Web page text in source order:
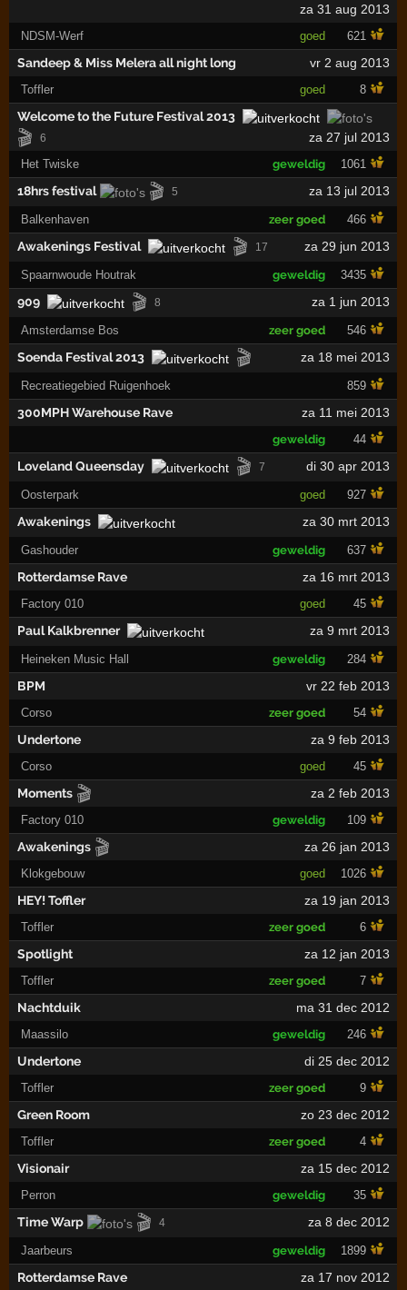
za 31 aug 2013
NDSM-Werf goed 621
Sandeep & Miss Melera all night long vr 2 aug 2013
Toffler goed 8
Welcome to the Future Festival 2013
🎬 6 za 27 jul 2013
Het Twiske geweldig 1061
18hrs festival 🎬 5 za 13 jul 2013
Balkenhaven zeer goed 466
Awakenings Festival 🎬 17 za 29 jun 2013
Spaarnwoude Houtrak geweldig 3435
909 🎬 8 za 1 jun 2013
Amsterdamse Bos zeer goed 546
Soenda Festival 2013 🎬 za 18 mei 2013
Recreatiegebied Ruigenhoek 859
300MPH Warehouse Rave za 11 mei 2013
geweldig 44
Loveland Queensday 🎬 7 di 30 apr 2013
Oosterpark goed 927
Awakenings za 30 mrt 2013
Gashouder geweldig 637
Rotterdamse Rave za 16 mrt 2013
Factory 010 goed 45
Paul Kalkbrenner za 9 mrt 2013
Heineken Music Hall geweldig 284
BPM vr 22 feb 2013
Corso zeer goed 54
Undertone za 9 feb 2013
Corso goed 45
Moments 🎬 za 2 feb 2013
Factory 010 geweldig 109
Awakenings 🎬 za 26 jan 2013
Klokgebouw goed 1026
HEY! Toffler za 19 jan 2013
Toffler zeer goed 6
Spotlight za 12 jan 2013
Toffler zeer goed 7
Nachtduik ma 31 dec 2012
Maassilo geweldig 246
Undertone di 25 dec 2012
Toffler zeer goed 9
Green Room zo 23 dec 2012
Toffler zeer goed 4
Visionair za 15 dec 2012
Perron geweldig 35
Time Warp 🎬 4 za 8 dec 2012
Jaarbeurs geweldig 1899
Rotterdamse Rave za 17 nov 2012